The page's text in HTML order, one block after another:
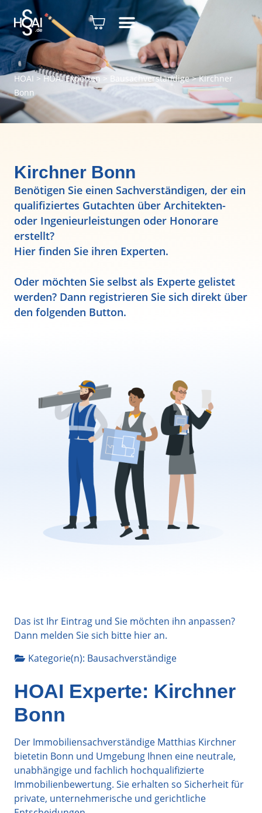
HOAI > HOAI Experten> Bausachverständige>Kirchner
Bonn
Kirchner Bonn
Benötigen Sie einen Sachverständigen, der ein
qualifiziertes Gutachten über Architekten-
oder Ingenieurleistungen oder Honorare
erstellt?
Hier finden Sie ihren Experten.
Oder möchten Sie selbst als Experte gelistet
werden? Dann registrieren Sie sich direkt über
den folgenden Button.
Das ist Ihr Eintrag und Sie möchten ihn anpassen?
Dann melden Sie sich bitte hieran.
Kategorie(n): Bausachverständige
HOAI Experte: Kirchner
Bonn
Der Immobiliensachverständige Matthias Kirchner
bietetin Bonn und Umgebung Ihnen eine neutrale,
unabhängige und fachlich hochqualifizierte
Immobilienbewertung. Sie erhalten so Sicherheit für
private, unternehmerische und gerichtliche